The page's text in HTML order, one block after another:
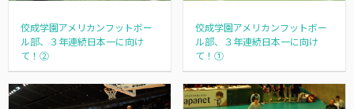
佼成学園アメリカンフットボー
ル部、３年連続日本一に向け
て！②
佼成学園アメリカンフットボー
ル部、３年連続日本一に向け
て！①